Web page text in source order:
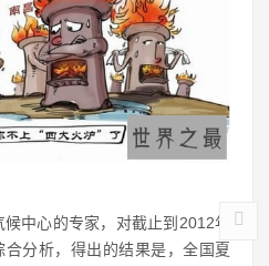
中心的专家，对截止到2012年
分析，得出的结果是，全国夏